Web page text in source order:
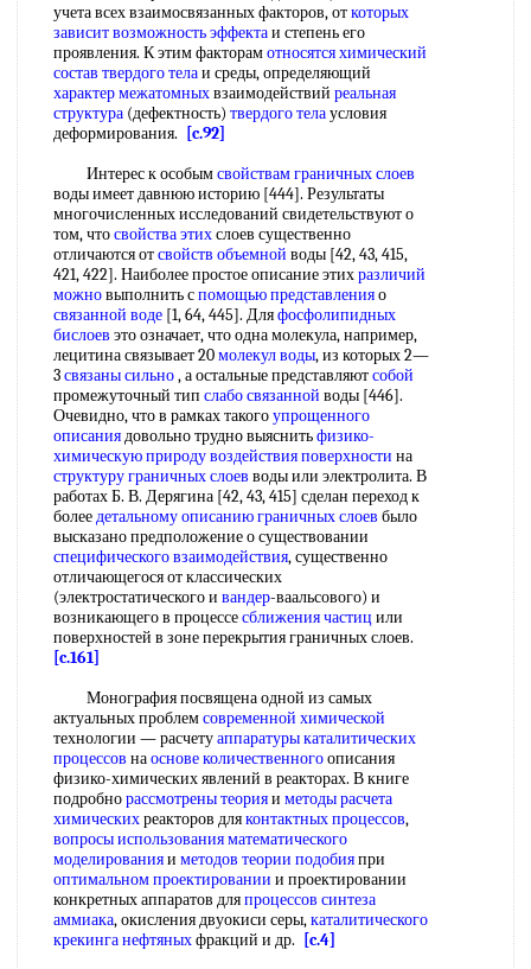
учета всех взаимосвязанных факторов, откоторых
зависитвозможность эффектаи степень его
проявления. К этим факторамотносятся химический
состав твердого телаи среды, определяющий
характер межатомныхвзаимодействий реальная
структура (дефектность) твердого телаусловия
деформирования.
[c.92]
Интерес к особымсвойствам граничных слоев
воды имеет давнюю историю [444]. Результаты
многочисленных исследований свидетельствуют о
том, чтосвойства этихслоев существенно
отличаются отсвойств объемной воды [42, 43, 415,
421, 422]. Наиболее простое описание этихразличий
можновыполнить спомощью представленияо
связанной воде [1, 64, 445]. Дляфосфолипидных
бислоев это означает, что одна молекула, например,
лецитина связывает 20молекул воды, из которых 2—
3связаны сильно, а остальные представляютсобой
промежуточный тип слабо связанной воды [446].
Очевидно, что в рамках такогоупрощенного
описаниядовольно трудно выяснитьфизико-
химическую природувоздействия поверхности на
структуру граничных слоев воды или электролита. В
работах Б. В. Дерягина [42, 43, 415] сделан переход к
болеедетальному описаниюграничных слоев было
высказано предположение о существовании
специфического взаимодействия, существенно
отличающегося от классических
(электростатического и вандер-ваальсового) и
возникающего в процессесближения частиц или
поверхностей в зоне перекрытия граничных слоев.
[c.161]
Монография посвящена одной из самых
актуальных проблемсовременной химической
технологии — расчетуаппаратуры каталитических
процессов наоснове количественногоописания
физико-химических явлений в реакторах. В книге
подробнорассмотрены теорияи методы расчета
химическихреакторов дляконтактных процессов,
вопросы использованияматематического
моделированияи методов теории подобияпри
оптимальном проектировании и проектировании
конкретных аппаратов дляпроцессов синтеза
аммиака, окисления двуокиси серы,каталитического
крекинга нефтяныхфракций и др.
[c.4]